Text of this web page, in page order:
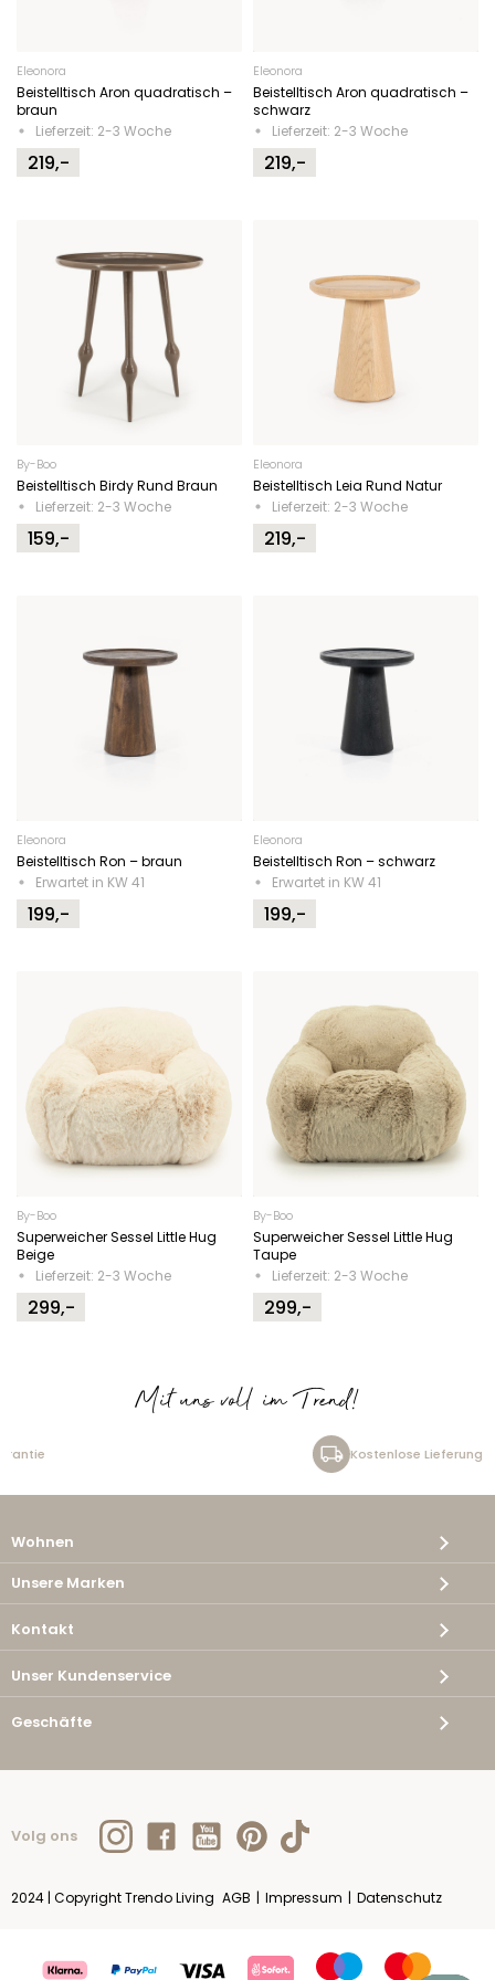
Eleonora
Beistelltisch Aron quadratisch –
braun
Lieferzeit: 2-3 Woche
219,-
Eleonora
Beistelltisch Aron quadratisch –
schwarz
Lieferzeit: 2-3 Woche
219,-
By-Boo
Beistelltisch Birdy Rund Braun
Lieferzeit: 2-3 Woche
159,-
Eleonora
Beistelltisch Leia Rund Natur
Lieferzeit: 2-3 Woche
219,-
Eleonora
Beistelltisch Ron – braun
Erwartet in KW 41
199,-
Eleonora
Beistelltisch Ron – schwarz
Erwartet in KW 41
199,-
By-Boo
Superweicher Sessel Little Hug
Beige
Lieferzeit: 2-3 Woche
299,-
By-Boo
Superweicher Sessel Little Hug
Taupe
Lieferzeit: 2-3 Woche
299,-
Mit uns voll im Trend!
Kostenlose Lieferung
Wohnen
Unsere Marken
Kontakt
Unser Kundenservice
Geschäfte
Volg ons
2024 | Copyright Trendo Living AGB | Impressum | Datenschutz